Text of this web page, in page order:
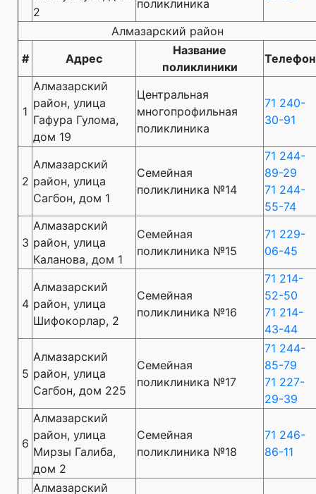
2
поликлиника
Алмазарский район
#
Адрес
Название
поликлиники
Телефон
1
Алмазарский
район, улица
Гафура Гулома,
дом 19
Центральная
многопрофильная
поликлиника
71 240-
30-91
2
Алмазарский
район, улица
Сагбон, дом 1
Семейная
поликлиника №14
71 244-
89-29
71 244-
55-74
3
Алмазарский
район, улица
Каланова, дом 1
Семейная
поликлиника №15
71 229-
06-45
4
Алмазарский
район, улица
Шифокорлар, 2
Семейная
поликлиника №16
71 214-
52-50
71 214-
43-44
5
Алмазарский
район, улица
Сагбон, дом 225
Семейная
поликлиника №17
71 244-
85-79
71 227-
29-39
6
Алмазарский
район, улица
Мирзы Галиба,
дом 2
Семейная
поликлиника №18
71 246-
86-11
Алмазарский